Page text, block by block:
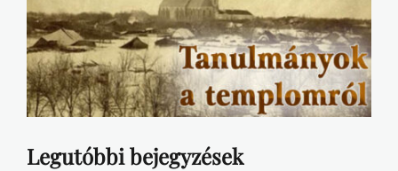
Legutóbbi bejegyzések